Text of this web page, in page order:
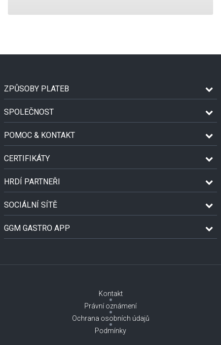
ZPŮSOBY PLATEB
SPOLEČNOST
POMOC & KONTAKT
CERTIFIKÁTY
HRDÍ PARTNEŘI
SOCIÁLNÍ SÍTĚ
GGM GASTRO APP
Kontakt
Právní oznámení
Ochrana osobních údajů
Podmínky